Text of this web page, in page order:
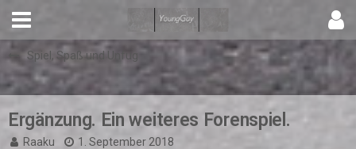
Spiel, Spaß und Unfug
Ergänzung. Ein weiteres Forenspiel.
Raaku 1. September 2018